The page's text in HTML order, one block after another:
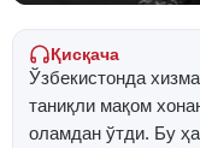
Қисқача
Ўзбекистонда
таниқли мақом
оламдан ўтди. Бу